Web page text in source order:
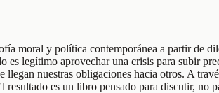
moral y política contemporánea a partir de
es legítimo aprovechar una crisis para subir
nuestras obligaciones hacia otros. A
es un libro pensado para discutir, no